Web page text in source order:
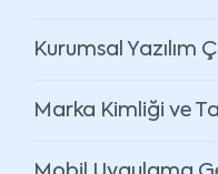
Kurumsal Yazılım
Marka Kimliği ve